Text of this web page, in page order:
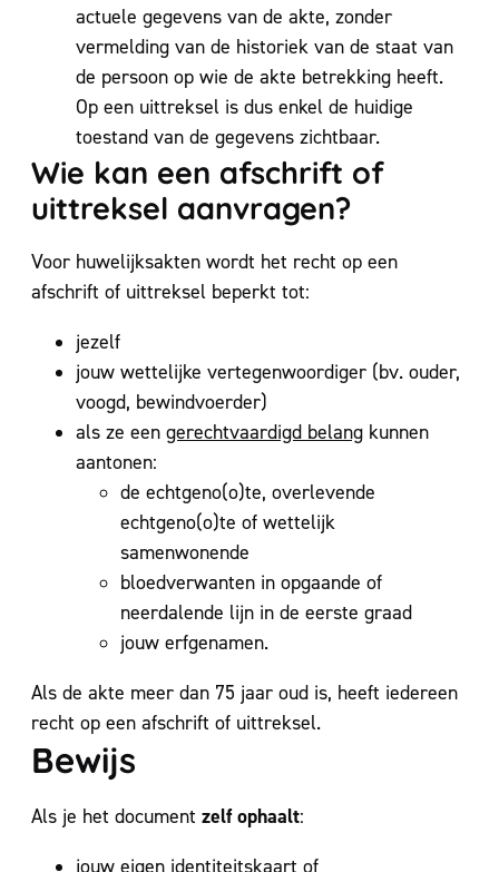
actuele gegevens van de akte, zonder
vermelding van de historiek van de staat van
de persoon op wie de akte betrekking heeft.
Op een uittreksel is dus enkel de huidige
toestand van de gegevens zichtbaar.
Wie kan een afschrift of
uittreksel aanvragen?
Voor huwelijksakten wordt het recht op een
afschrift of uittreksel beperkt tot:
jezelf
jouw wettelijke vertegenwoordiger (bv. ouder,
voogd, bewindvoerder)
als ze een gerechtvaardigd belang kunnen
aantonen:
de echtgeno(o)te, overlevende
echtgeno(o)te of wettelijk
samenwonende
bloedverwanten in opgaande of
neerdalende lijn in de eerste graad
jouw erfgenamen.
Als de akte meer dan 75 jaar oud is, heeft iedereen
recht op een afschrift of uittreksel.
Bewijs
Als je het document zelf ophaalt:
jouw eigen identiteitskaart of